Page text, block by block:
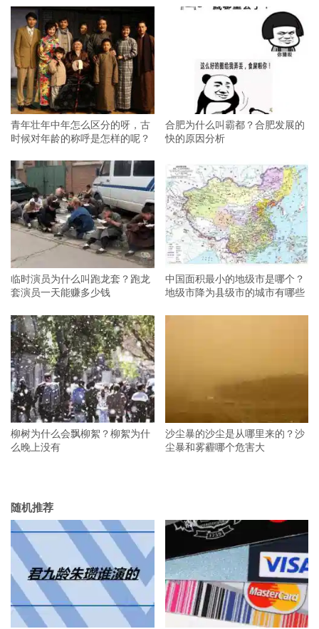
青年壮年中年怎么区分的呀，古
时候对年龄的称呼是怎样的呢？
合肥为什么叫霸都？合肥发展的
快的原因分析
临时演员为什么叫跑龙套？跑龙
套演员一天能赚多少钱
中国面积最小的地级市是哪个？
地级市降为县级市的城市有哪些
柳树为什么会飘柳絮？柳絮为什
么晚上没有
沙尘暴的沙尘是从哪里来的？沙
尘暴和雾霾哪个危害大
随机推荐